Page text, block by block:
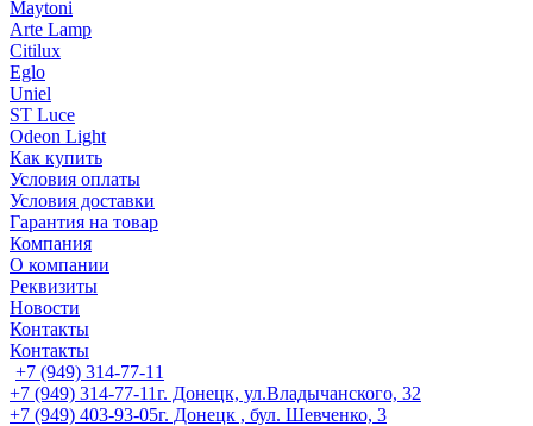
Maytoni
Arte Lamp
Citilux
Eglo
Uniel
ST Luce
Odeon Light
Как купить
Условия оплаты
Условия доставки
Гарантия на товар
Компания
О компании
Реквизиты
Новости
Контакты
Контакты
+7 (949) 314-77-11
+7 (949) 314-77-11г. Донецк, ул.Владычанского, 32
+7 (949) 403-93-05г. Донецк , бул. Шевченко, 3